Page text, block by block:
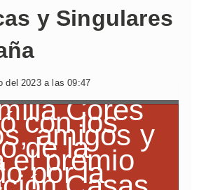
y Singulares
del 2023 a las 09:47